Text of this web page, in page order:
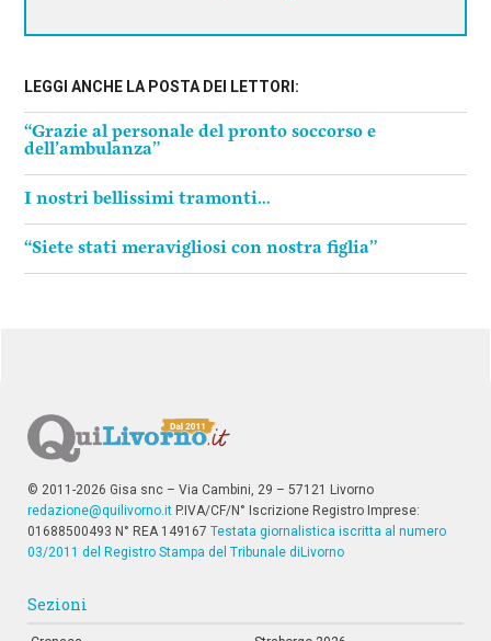
LEGGI ANCHE LA POSTA DEI LETTORI:
“Grazie al personale del pronto soccorso e
dell’ambulanza”
I nostri bellissimi tramonti…
“Siete stati meravigliosi con nostra figlia”
© 2011-2026 Gisa snc – Via Cambini, 29 – 57121 Livorno
redazione@quilivorno.it P.IVA/CF/N° Iscrizione Registro Imprese:
01688500493 N° REA 149167 Testata giornalistica iscritta al numero
03/2011 del Registro Stampa del Tribunale diLivorno
Sezioni